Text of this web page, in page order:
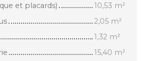
et placards)
10,53 m²
2,05 m²
1,32 m²
15,40 m²